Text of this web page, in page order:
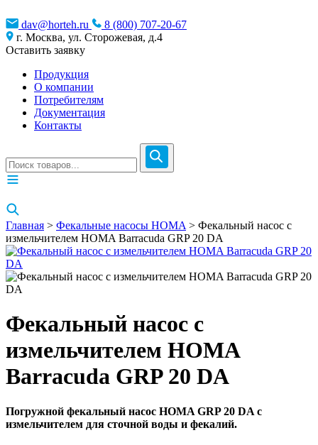
dav@horteh.ru
8 (800) 707-20-67
г. Москва, ул. Сторожевая, д.4
Оставить заявку
Продукция
О компании
Потребителям
Документация
Контакты
Главная > Фекальные насосы HOMA > Фекальный насос с
измельчителем HOMA Barracuda GRP 20 DA
Фекальный насос с
измельчителем HOMA
Barracuda GRP 20 DA
Погружной фекальный насос HOMA GRP 20 DA с
измельчителем для сточной воды и фекалий.